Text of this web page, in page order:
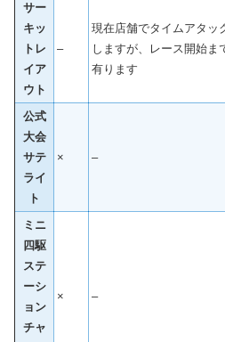
サー
キッ
トレ
イア
ウト
–
現在店舗でタイムアタッ
しますが、レース開始ま
有ります
公式
大会
サテ
ライ
ト
× –
ミニ
四駆
ステ
ーシ
ョン
チャ
× –